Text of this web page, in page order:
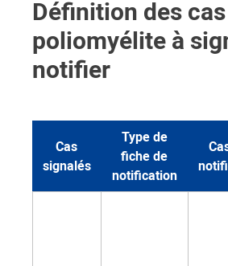
Définition des
poliomyélite à
notifier
Cas
signalés
Type de
fiche de
notification